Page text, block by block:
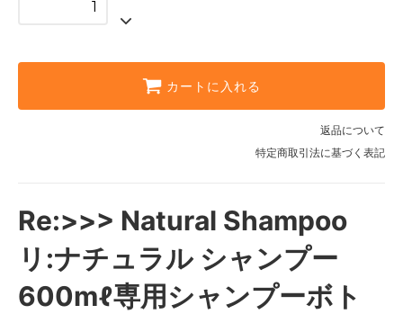
カートに入れる
返品について
特定商取引法に基づく表記
Re:>>> Natural Shampoo
リ:ナチュラル シャンプー
600mℓ専用シャンプーボト